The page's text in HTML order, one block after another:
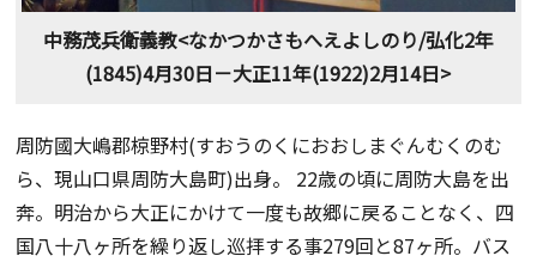
中務茂兵衛義教<なかつかさもへえよしのり/弘化2年
(1845)4月30日－大正11年(1922)2月14日>
周防國大嶋郡椋野村(すおうのくにおおしまぐんむくのむ
ら、現山口県周防大島町)出身。 22歳の頃に周防大島を出
奔。明治から大正にかけて一度も故郷に戻ることなく、四
国八十八ヶ所を繰り返し巡拝する事279回と87ヶ所。バス